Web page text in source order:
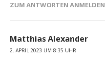
ZUM ANTWORTEN ANMELDEN
Matthias Alexander
2. APRIL 2023 UM 8:35 UHR